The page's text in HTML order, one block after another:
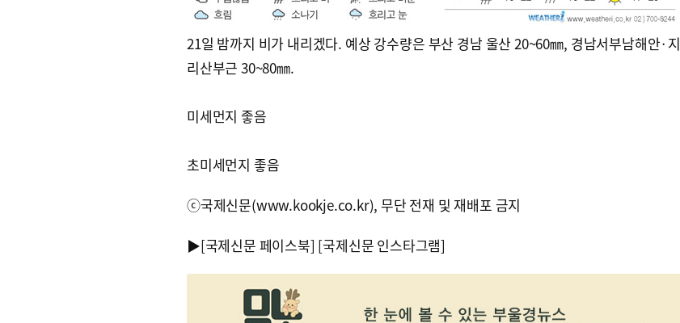
21일 밤까지 비가 내리겠다. 예상 강수량은 부산 경남 울산 20~60㎜, 경남서부남해안·지
리산부근 30~80㎜.
미세먼지 좋음
초미세먼지 좋음
ⓒ국제신문(www.kookje.co.kr), 무단 전재 및 재배포 금지
▶[국제신문 페이스북] [국제신문 인스타그램]